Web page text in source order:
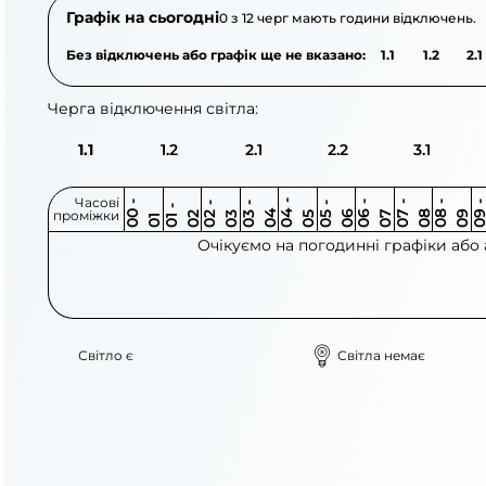
Графік на сьогодні0 з 12 черг мають години відключень.
Без відключень або графік ще не вказано: 1.1 1.2 2.1
Черга відключення світла:
1.1 1.2 2.1 2.2 3.1
Часові
проміжки 0
0
-
0 1 0
1
-
0 2 0 2
-
0 3 0 3
-
0 4 0 4
-
0 5 0 5
-
0 6 0 6
-
0 7 0 7
-
0 8 0 8
-
0 9 0
9
-
1
Очікуємо на погодинні графіки
Світло є Світла немає